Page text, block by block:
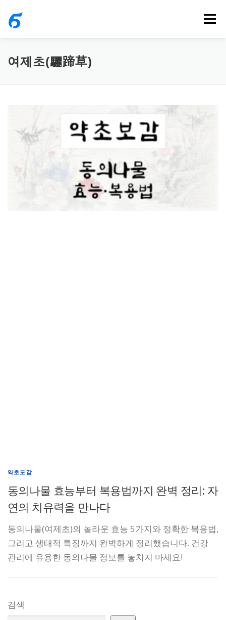
메뉴
여제초(驪蹄草)
약초도감
동의나물 효능부터 복용법까지 완벽 정리: 자
연의 치유력을 만나다
동의나물(여제초)의 놀라운 효능 5가지와 정확한 복용법,
그리고 생태적 특징까지 완벽하게 정리했습니다. 건강
관리에 유용한 동의나물 정보를 놓치지 마세요!
검색